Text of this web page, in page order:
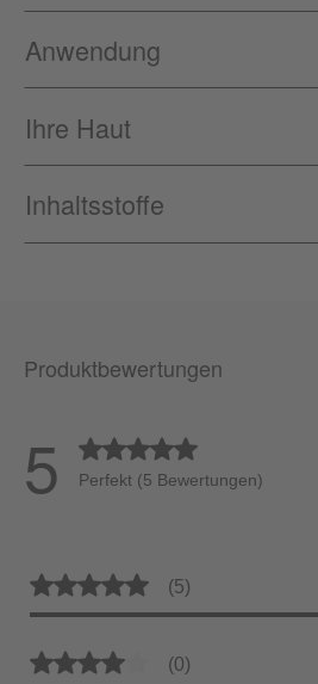
Anwendung
Ihre Haut
Inhaltsstoffe
Produktbewertungen
5 Durchschnittliche
Perfekt (5 Bewertungen)
Durchschnittliche Bewertung von
(5)
Durchschnittliche Bewertung von
(0)